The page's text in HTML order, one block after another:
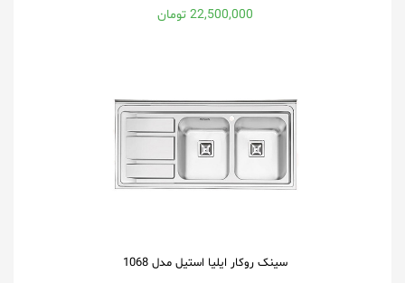
22,500,000 تومان
سینک روکار ایلیا استیل مدل 1068